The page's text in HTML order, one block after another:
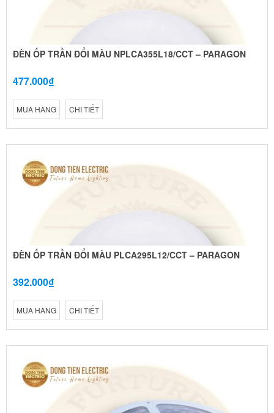
ĐÈN ỐP TRẦN ĐỔI MÀU NPLCA355L18/CCT – PARAGON
477.000₫
MUA HÀNG CHI TIẾT
ĐÈN ỐP TRẦN ĐỔI MÀU PLCA295L12/CCT – PARAGON
392.000₫
MUA HÀNG CHI TIẾT